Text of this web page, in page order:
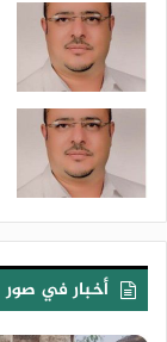
أخبار في صور